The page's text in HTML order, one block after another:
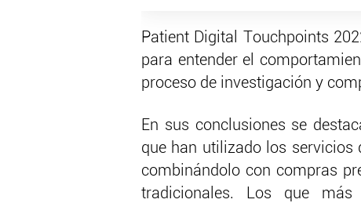
Patient Digital Touchpoints
para entender el
proceso de investigación y
En sus conclusiones se
que han utilizado los servicios
combinándolo con compras
tradicionales. Los que